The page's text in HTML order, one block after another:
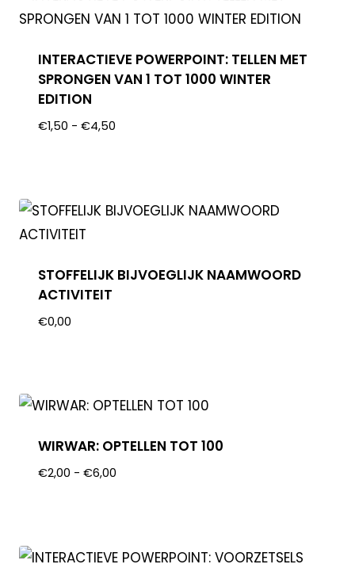
INTERACTIEVE POWERPOINT: TELLEN MET
SPRONGEN VAN 1 TOT 1000 WINTER
EDITION
€1,50 - €4,50
STOFFELIJK BIJVOEGLIJK NAAMWOORD
ACTIVITEIT
€0,00
WIRWAR: OPTELLEN TOT 100
€2,00 - €6,00